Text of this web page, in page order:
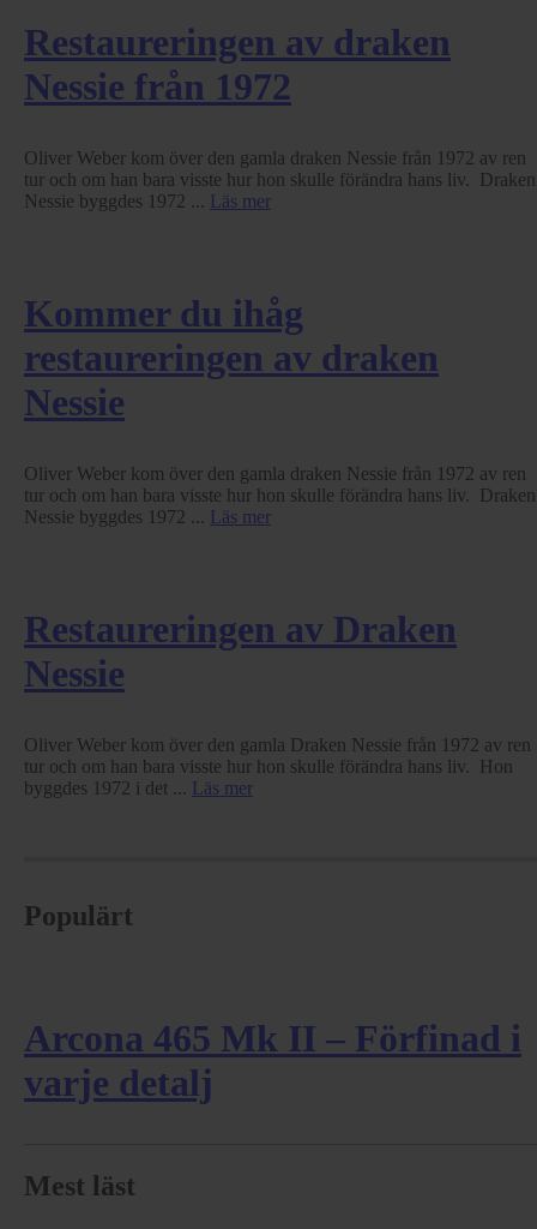
Restaureringen av draken
Nessie från 1972
Oliver Weber kom över den gamla draken Nessie från 1972 av ren
tur och om han bara visste hur hon skulle förändra hans liv. Draken
Nessie byggdes 1972 ... Läs mer
Kommer du ihåg
restaureringen av draken
Nessie
Oliver Weber kom över den gamla draken Nessie från 1972 av ren
tur och om han bara visste hur hon skulle förändra hans liv. Draken
Nessie byggdes 1972 ... Läs mer
Restaureringen av Draken
Nessie
Oliver Weber kom över den gamla Draken Nessie från 1972 av ren
tur och om han bara visste hur hon skulle förändra hans liv. Hon
byggdes 1972 i det ... Läs mer
Populärt
Arcona 465 Mk II – Förfinad i
varje detalj
Mest läst